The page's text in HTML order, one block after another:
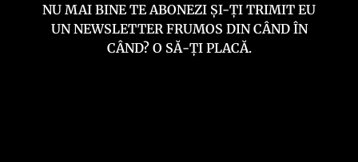
NU MAI BINE TE ABONEZI ȘI-ȚI TRIMIT EU
UN NEWSLETTER FRUMOS DIN CÂND ÎN
CÂND? O SĂ-ȚI PLACĂ.